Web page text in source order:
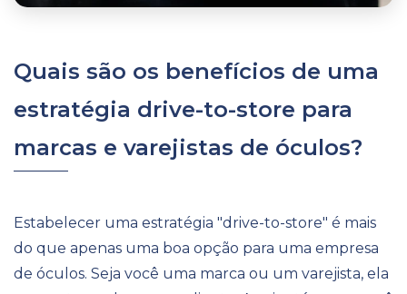
Quais são os benefícios de uma
estratégia drive-to-store para
marcas e varejistas de óculos?
Estabelecer uma estratégia "drive-to-store" é mais
do que apenas uma boa opção para uma empresa
de óculos. Seja você uma marca ou um varejista, ela